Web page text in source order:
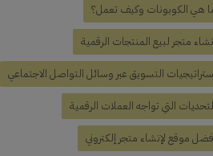
هي الكوبونات وكيف تعمل؟
متجر لبيع المنتجات الرقمية
التسويق عبر وسائل التواصل الاجتماعي
التي تواجه العملات الرقمية
موقع لإنشاء متجر إلكتروني